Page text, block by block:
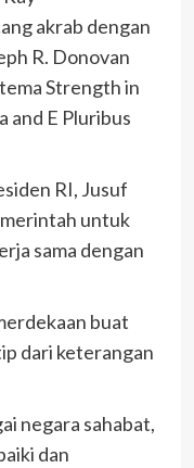
akrab dengan
R. Donovan
Strength in
and E Pluribus
RI, Jusuf
untuk
sama dengan
buat
dari keterangan
negara sahabat,
dan